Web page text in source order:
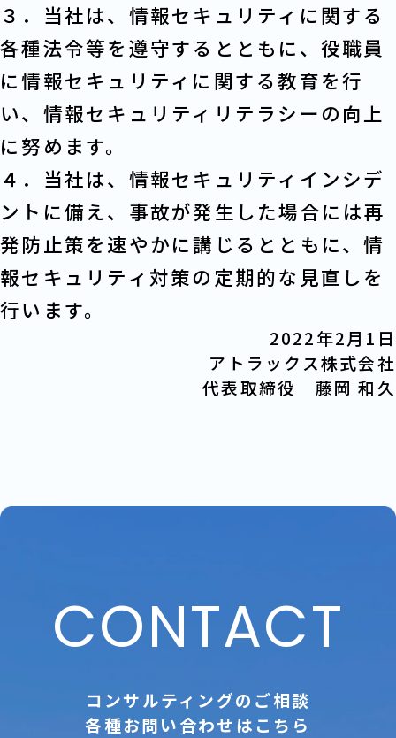
３．当社は、情報セキュリティに関する
各種法令等を遵守するとともに、役職員
に情報セキュリティに関する教育を行
い、情報セキュリティリテラシーの向上
に努めます。
４．当社は、情報セキュリティインシデ
ントに備え、事故が発生した場合には再
発防止策を速やかに講じるとともに、情
報セキュリティ対策の定期的な見直しを
行います。
2022年2月1日
アトラックス株式会社
代表取締役 藤岡 和久
CONTACT
コンサルティングのご相談
各種お問い合わせはこちら